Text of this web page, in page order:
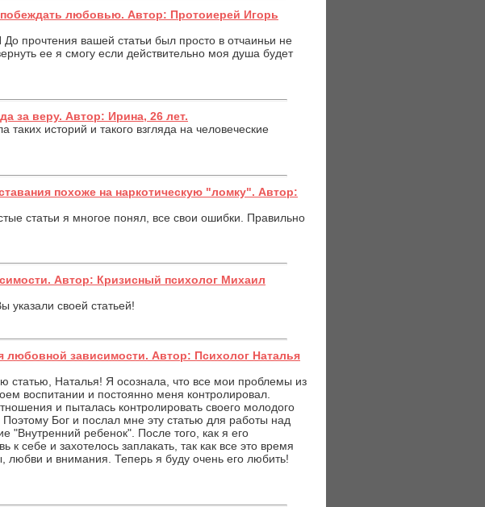
любовью. Автор: Протоиерей Игорь
прочтения вашей статьи был просто в отчаиньи не
ее я смогу если действительно моя душа будет
за веру. Автор: Ирина, 26 лет.
таких историй и такого взгляда на человеческие
похоже на наркотическую "ломку". Автор:
статьи я многое понял, все свои ошибки. Правильно
Автор: Кризисный психолог Михаил
указали своей статьей!
любовной зависимости. Автор: Психолог Наталья
статью, Наталья! Я осознала, что все мои проблемы из
воспитании и постоянно меня контролировал.
и пыталась контролировать своего молодого
Поэтому Бог и послал мне эту статью для работы над
"Внутренний ребенок". После того, как я его
к себе и захотелось заплакать, так как все это время
и внимания. Теперь я буду очень его любить!